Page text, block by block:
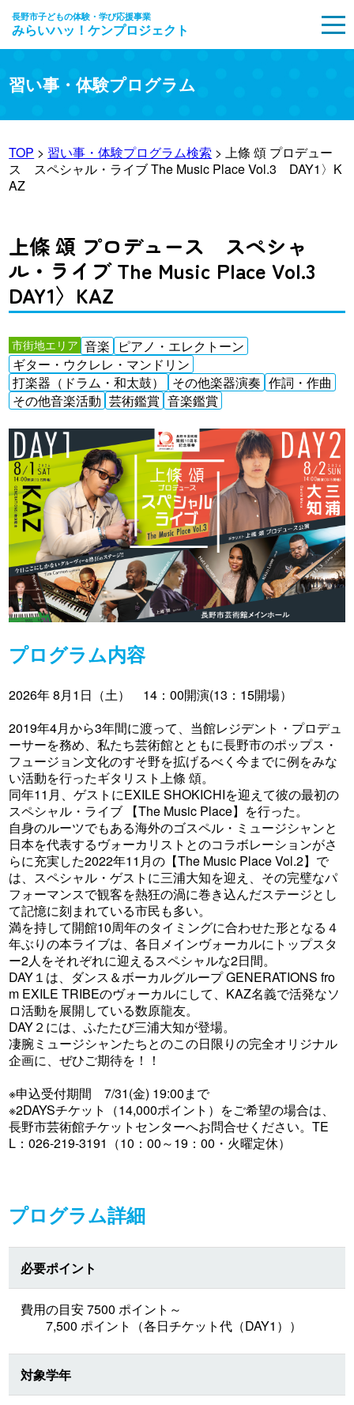
長野市子どもの体験・学び応援事業
みらいハッ！ケンプロジェクト
習い事・体験プログラム
TOP > 習い事・体験プログラム検索 > 上條 頌 プロデュー
ス スペシャル・ライブ The Music Place Vol.3 DAY1〉K
AZ
上條 頌 プロデュース スペシャ
ル・ライブ The Music Place Vol.3
DAY1〉KAZ
市街地エリア 音楽
ピアノ・エレクトーン
ギター・ウクレレ・マンドリン
打楽器（ドラム・和太鼓）
その他楽器演奏 作詞・作曲
その他音楽活動 芸術鑑賞 音楽鑑賞
プログラム内容
2026年 8月1日（土） 14：00開演(13：15開場）
2019年4月から3年間に渡って、当館レジデント・プロデュ
ーサーを務め、私たち芸術館とともに長野市のポップス・
フュージョン文化のすそ野を拡げるべく今までに例をみな
い活動を行ったギタリスト上條 頌。
同年11月、ゲストにEXILE SHOKICHIを迎えて彼の最初の
スペシャル・ライブ 【The Music Place】を行った。
自身のルーツでもある海外のゴスペル・ミュージシャンと
日本を代表するヴォーカリストとのコラボレーションがさ
らに充実した2022年11月の【The Music Place Vol.2】で
は、スペシャル・ゲストに三浦大知を迎え、その完璧なパ
フォーマンスで観客を熱狂の渦に巻き込んだステージとし
て記憶に刻まれている市民も多い。
満を持して開館10周年のタイミングに合わせた形となる４
年ぶりの本ライブは、各日メインヴォーカルにトップスタ
ー2人をそれぞれに迎えるスペシャルな2日間。
DAY１は、ダンス＆ボーカルグループ GENERATIONS fro
m EXILE TRIBEのヴォーカルにして、KAZ名義で活発なソ
ロ活動を展開している数原龍友。
DAY２には、ふたたび三浦大知が登場。
凄腕ミュージシャンたちとのこの日限りの完全オリジナル
企画に、ぜひご期待を！！
※申込受付期間 7/31(金) 19:00まで
※2DAYSチケット（14,000ポイント）をご希望の場合は、
長野市芸術館チケットセンターへお問合せください。TE
L：026-219-3191（10：00～19：00・火曜定休）
プログラム詳細
必要ポイント
費用の目安 7500 ポイント～
7,500 ポイント（各日チケット代（DAY1））
対象学年